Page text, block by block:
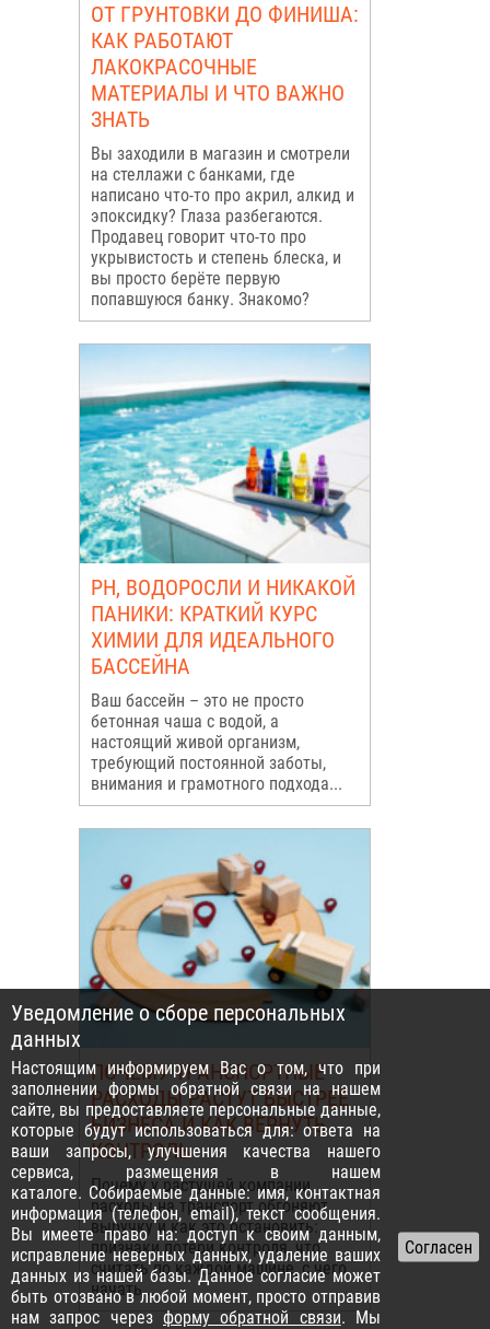
ОТ ГРУНТОВКИ ДО ФИНИША:
КАК РАБОТАЮТ
ЛАКОКРАСОЧНЫЕ
МАТЕРИАЛЫ И ЧТО ВАЖНО
ЗНАТЬ
Вы заходили в магазин и смотрели
на стеллажи с банками, где
написано что-то про акрил, алкид и
эпоксидку? Глаза разбегаются.
Продавец говорит что-то про
укрывистость и степень блеска, и
вы просто берёте первую
попавшуюся банку. Знакомо?
PH, ВОДОРОСЛИ И НИКАКОЙ
ПАНИКИ: КРАТКИЙ КУРС
ХИМИИ ДЛЯ ИДЕАЛЬНОГО
БАССЕЙНА
Ваш бассейн – это не просто
бетонная чаша с водой, а
настоящий живой организм,
требующий постоянной заботы,
внимания и грамотного подхода...
ПОЧЕМУ ТРАНСПОРТНЫЕ
РАСХОДЫ РАСТУТ БЫСТРЕЕ
БИЗНЕСА И КАК ВЕРНУТЬ
КОНТРОЛЬ
Почему у растущей компании
расходы на транспорт обгоняют
выручку и как это остановить:
признаки потери контроля, что
считать по каждой машине, с чего
начать...
Уведомление о сборе персональных
данных
Настоящим информируем Вас о том, что при
заполнении формы обратной связи на нашем
сайте, вы предоставляете персональные данные,
которые будут использоваться для: ответа на
ваши запросы, улучшения качества нашего
сервиса, размещения в нашем
каталоге. Собираемые данные: имя, контактная
информация (телефон, email), текст сообщения.
Вы имеете право на: доступ к своим данным,
исправление неверных данных, удаление ваших
данных из нашей базы. Данное согласие может
быть отозвано в любой момент, просто отправив
нам запрос через форму обратной связи. Мы